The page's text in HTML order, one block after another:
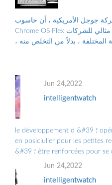
جوجل الأمريكية ، أن حاسوب
Chrome OS Flex القديم يمكن تحويله إلى جهاز مثالي للشركات
المختلفة ، بدلاً من التخلص منه ،
Jun 24,2022
intelligentwatch
le développement d &#39 ؛ opérations ollointes est essentiel ،
en posiciulier pour les petites
&#39 ؛ être renforcées pour se développer et croître.Les
Grandes Entreprises doiv ...
Jun 24,2022
intelligentwatch